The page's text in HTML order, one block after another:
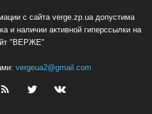
с сайта verge.zp.ua допустима
и наличии активной гиперссылки на
"ВЕРЖЕ"
vergeua2@gmail.com